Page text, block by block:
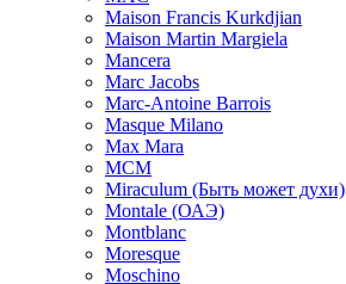
Maison Francis Kurkdjian
Maison Martin Margiela
Mancera
Marc Jacobs
Marc-Antoine Barrois
Masque Milano
Max Mara
MCM
Miraculum (Быть может духи)
Montale (ОАЭ)
Montblanc
Moresque
Moschino